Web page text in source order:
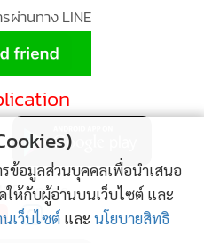
ผ่านทาง LINE
Online
รข้อมูลส่วนบุคคลเพื่อนำเสนอ
ห้กับผู้อ่านบนเว็บไซต์ และ
นเว็บไซต์ และ นโยบายสิทธิ